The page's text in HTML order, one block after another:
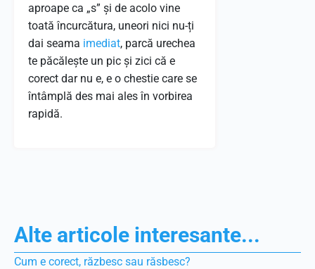
aproape ca „s” și de acolo vine
toată încurcătura, uneori nici nu-ți
dai seama imediat, parcă urechea
te păcălește un pic și zici că e
corect dar nu e, e o chestie care se
întâmplă des mai ales în vorbirea
rapidă.
Alte articole interesante...
Cum e corect, răzbesc sau răsbesc?